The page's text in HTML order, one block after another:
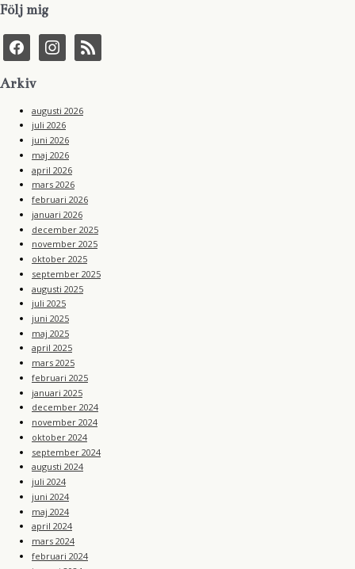
Följ mig
f
c
e
b
i
s
r
a
m
r
s
Arkiv
augusti 2026
juli 2026
juni 2026
maj 2026
april 2026
mars 2026
februari 2026
januari 2026
december 2025
november 2025
oktober 2025
september 2025
augusti 2025
juli 2025
juni 2025
maj 2025
april 2025
mars 2025
februari 2025
januari 2025
december 2024
november 2024
oktober 2024
september 2024
augusti 2024
juli 2024
juni 2024
maj 2024
april 2024
mars 2024
februari 2024